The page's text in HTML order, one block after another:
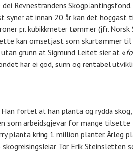
Revnestrandens Skogplantingsfond.
syner at innan 20 år kan det
pr. kubikkmeter tømmer (jfr.
kan omsetjast som skurtømmer
grunn at Sigmund Leitet sier at «
har ei god, sunn og rentabel
Han fortel at han planta og rydda
arbeidsgjevar for mange tilsette
planta kring 1 million planter. Årleg
skogreisingsleiar Tor Erik